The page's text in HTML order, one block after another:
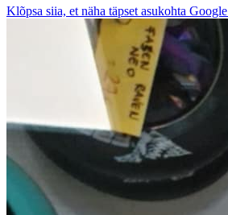
Klõpsa siia, et näha täpset asukohta